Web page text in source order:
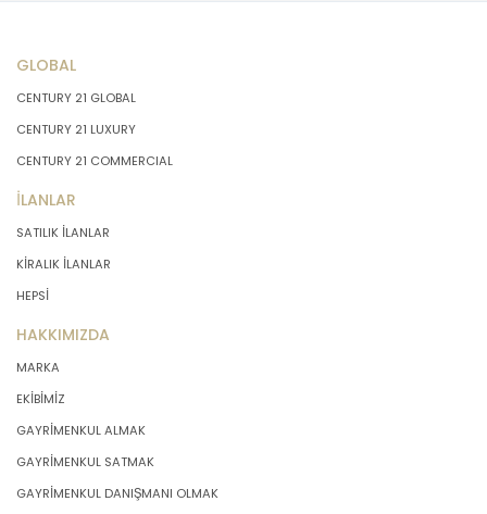
GLOBAL
CENTURY 21 GLOBAL
CENTURY 21 LUXURY
CENTURY 21 COMMERCIAL
İLANLAR
SATILIK İLANLAR
KİRALIK İLANLAR
HEPSİ
HAKKIMIZDA
MARKA
EKİBİMİZ
GAYRİMENKUL ALMAK
GAYRİMENKUL SATMAK
GAYRİMENKUL DANIŞMANI OLMAK